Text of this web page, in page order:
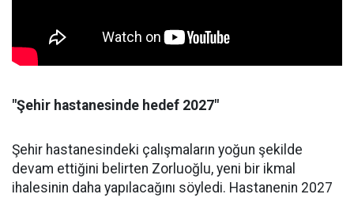
"Şehir hastanesinde hedef 2027"
Şehir hastanesindeki çalışmaların yoğun şekilde
devam ettiğini belirten Zorluoğlu, yeni bir ikmal
ihalesinin daha yapılacağını söyledi. Hastanenin 2027